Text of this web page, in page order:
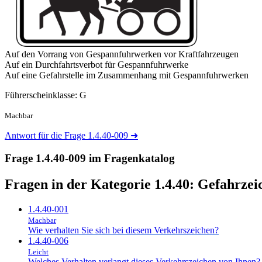
Auf den Vorrang von Gespannfuhrwerken vor Kraftfahrzeugen
Auf ein Durchfahrtsverbot für Gespannfuhrwerke
Auf eine Gefahrstelle im Zusammenhang mit Gespannfuhrwerken
Führerscheinklasse: G
Machbar
Antwort für die Frage 1.4.40-009 ➜
Frage 1.4.40-009 im Fragenkatalog
Fragen in der Kategorie 1.4.40:
1.4.40-001
Machbar
Wie verhalten Sie sich bei diesem Verkehrszeichen?
1.4.40-006
Leicht